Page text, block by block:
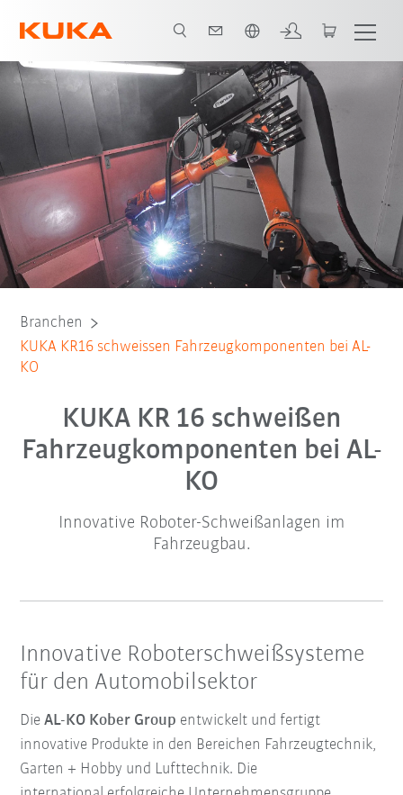
Alle System Partner
Branchen
KUKA KR16 schweissen Fahrzeugkomponenten bei AL-
KO
KUKA KR 16 schweißen
Fahrzeugkomponenten bei AL-
KO
Innovative Roboter-Schweißanlagen im
Fahrzeugbau.
Innovative Roboterschweißsysteme
für den Automobilsektor
DieAL-KO Kober Group entwickelt und fertigt
innovative Produkte in den Bereichen Fahrzeugtechnik,
Garten + Hobby und Lufttechnik. Die